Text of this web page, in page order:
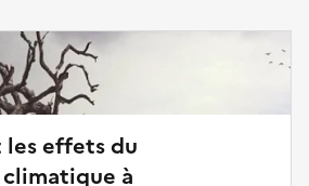
les effets du
à